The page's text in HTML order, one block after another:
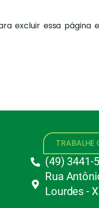
excluir essa página
TRABALHE
(49) 3441-
Rua
Lourdes -